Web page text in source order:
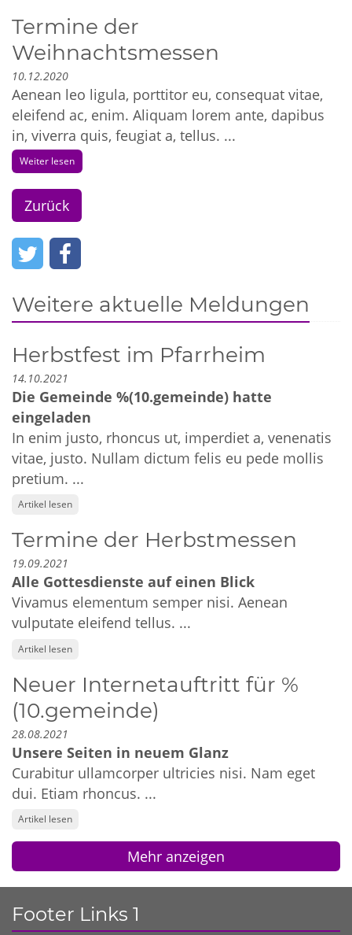
Termine der
Weihnachtsmessen
10.12.2020
Aenean leo ligula, porttitor eu, consequat vitae,
eleifend ac, enim. Aliquam lorem ante, dapibus
in, viverra quis, feugiat a, tellus. ...
Weiter lesen
Zurück
Weitere aktuelle Meldungen
Herbstfest im Pfarrheim
14.10.2021
Die Gemeinde %(10.gemeinde) hatte
eingeladen
In enim justo, rhoncus ut, imperdiet a, venenatis
vitae, justo. Nullam dictum felis eu pede mollis
pretium. ...
Artikel lesen
Termine der Herbstmessen
19.09.2021
Alle Gottesdienste auf einen Blick
Vivamus elementum semper nisi. Aenean
vulputate eleifend tellus. ...
Artikel lesen
Neuer Internetauftritt für %
(10.gemeinde)
28.08.2021
Unsere Seiten in neuem Glanz
Curabitur ullamcorper ultricies nisi. Nam eget
dui. Etiam rhoncus. ...
Artikel lesen
Mehr anzeigen
Footer Links 1